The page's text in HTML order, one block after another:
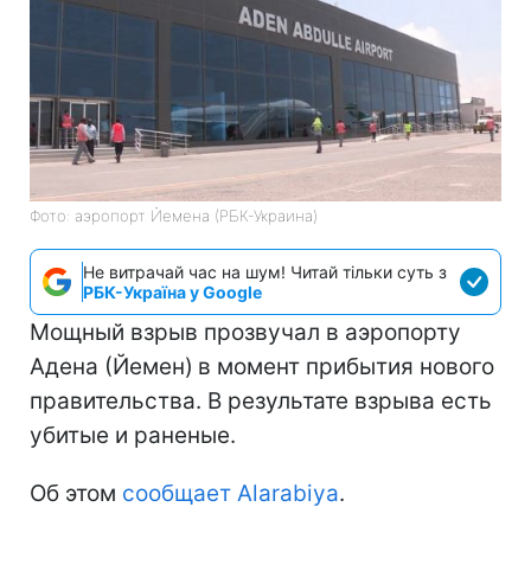
Фото: аэропорт Йемена (РБК-Украина)
Не витрачай час на шум! Читай тільки суть з
РБК-Україна у Google
Мощный взрыв прозвучал в аэропорту
Адена (Йемен) в момент прибытия нового
правительства. В результате взрыва есть
убитые и раненые.
Об этом сообщает Alarabiya.